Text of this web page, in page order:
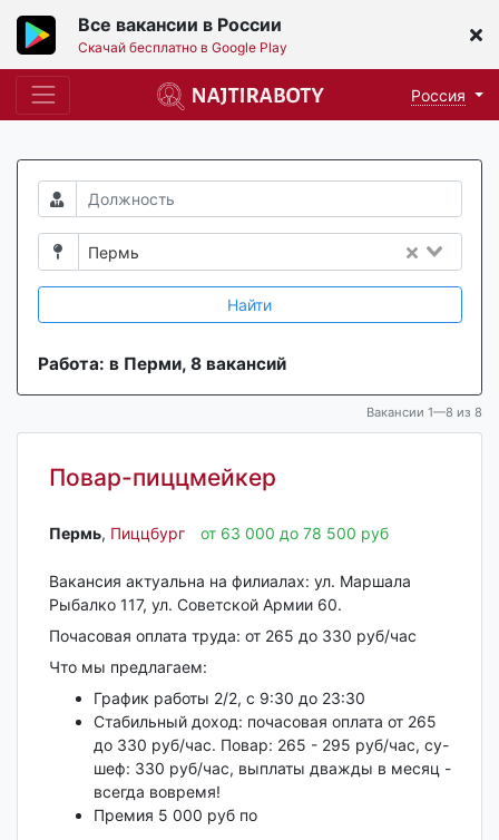
Все вакансии в России
Скачай бесплатно в Google Play
Россия
Пермь
Найти
Работа: в Перми, 8 вакансий
Вакансии 1—8 из 8
Повар-пиццмейкер
Пермь‎, Пиццбург от 63 000 до 78 500 руб
Вакансия актуальна на филиалах: ул. Маршала
Рыбалко 117, ул. Советской Армии 60.
Почасовая оплата труда: от 265 до 330 руб/час
Что мы предлагаем:
График работы 2/2, с 9:30 до 23:30
Стабильный доход: почасовая оплата от 265
до 330 руб/час. Повар: 265 - 295 руб/час, су-
шеф: 330 руб/час, выплаты дважды в месяц -
всегда вовремя!
Премия 5 000 руб по